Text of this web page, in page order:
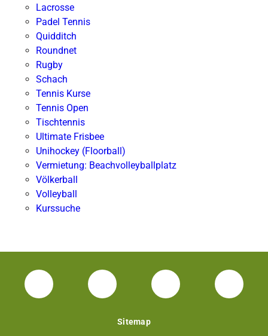
Lacrosse
Padel Tennis
Quidditch
Roundnet
Rugby
Schach
Tennis Kurse
Tennis Open
Tischtennis
Ultimate Frisbee
Unihockey (Floorball)
Vermietung: Beachvolleyballplatz
Völkerball
Volleyball
Kurssuche
Facebook Unisport-Zentrum
Instagram Unisport-Zentrum
Youtube TU
Sitemap